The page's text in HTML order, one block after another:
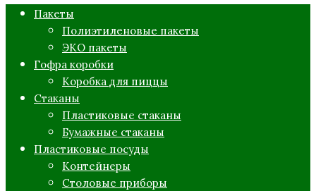
Пакеты
Полиэтиленовые пакеты
ЭКО пакеты
Гофра коробки
Коробка для пиццы
Стаканы
Пластиковые стаканы
Бумажные стаканы
Пластиковые посуды
Контейнеры
Столовые приборы